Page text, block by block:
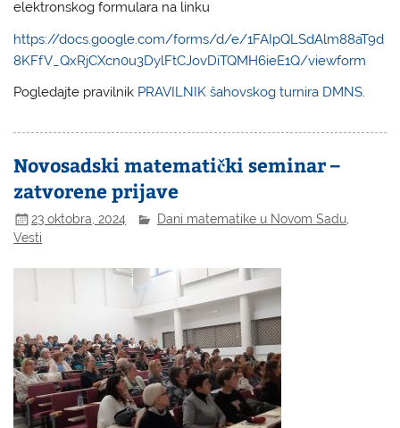
elektronskog formulara na linku
https://docs.google.com/forms/d/e/1FAIpQLSdAlm88aT9d
8KFfV_QxRjCXcn0u3DylFtCJovDiTQMH6ieE1Q/viewform
Pogledajte pravilnik PRAVILNIK šahovskog turnira DMNS.
Novosadski matematički seminar –
zatvorene prijave
23 oktobra, 2024 Dani matematike u Novom Sadu
Vesti